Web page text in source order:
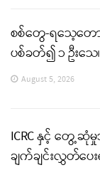
စစ်တွေ-ရသေ့တော
ပစ်ခတ်၍ ၁ ဦးသေ
August 5, 2026
ICRC နှင့် တွေ့ဆုံ
ချက်ချင်းလွှတ်ပေ